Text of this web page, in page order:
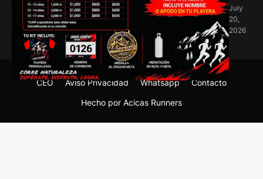
July
20,
2026
Hecho por Acicas Runners
CEO Aviso Privacidad Whatsapp Contacto